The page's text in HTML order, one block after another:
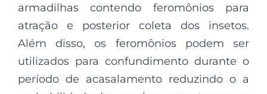
armadilhas contendo feromônios para
atração e posterior coleta dos insetos.
Além disso, os feromônios podem ser
utilizados para confundimento durante o
período de acasalamento reduzindo o a